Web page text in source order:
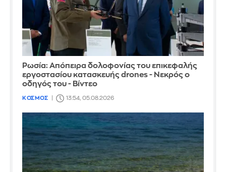
Ρωσία: Απόπειρα δολοφονίας του επικεφαλής
εργοστασίου κατασκευής drones - Νεκρός ο
οδηγός του - Βίντεο
ΚΟΣΜΟΣ 13:54, 05.08.2026